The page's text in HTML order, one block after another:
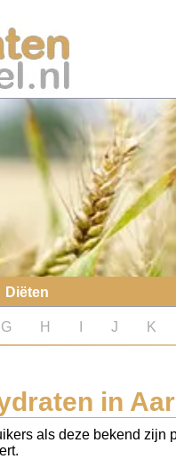
Diëten
G H J K
in
als deze bekend